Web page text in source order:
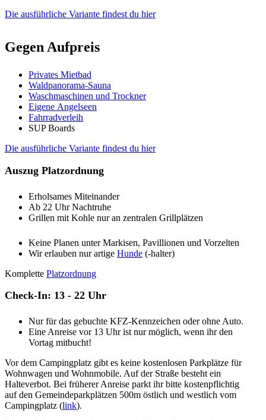
Die ausführliche Variante findest du hier
Gegen Aufpreis
Privates Mietbad
Waldpanorama-Sauna
Waschmaschinen und Trockner
Eigene Angelseen
Fahrradverleih
SUP Boards
Die ausführliche Variante findest du hier
Auszug Platzordnung
Erholsames Miteinander
Ab 22 Uhr Nachtruhe
Grillen mit Kohle nur an zentralen Grillplätzen
Keine Planen unter Markisen, Pavillionen und Vorzelten
Wir erlauben nur artige Hunde (-halter)
Komplette Platzordnung
Check-In: 13 - 22 Uhr
Nur für das gebuchte KFZ-Kennzeichen oder ohne Auto.
Eine Anreise vor 13 Uhr ist nur möglich, wenn ihr den
Vortag mitbucht!
Vor dem Campingplatz gibt es keine kostenlosen Parkplätze für
Wohnwagen und Wohnmobile. Auf der Straße besteht ein
Halteverbot. Bei früherer Anreise parkt ihr bitte kostenpflichtig
auf den Gemeindeparkplätzen 500m östlich und westlich vom
Campingplatz (link).